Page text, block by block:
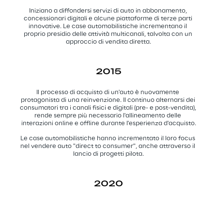
Iniziano a diffondersi servizi di auto in abbonamento,
concessionari digitali e alcune piattaforme di terze parti
innovative. Le case automobilistiche incrementano il
proprio presidio delle attività multicanali, talvolta con un
approccio di vendita diretta.
2015
Il processo di acquisto di un'auto è nuovamente
protagonista di una reinvenzione. Il continuo alternarsi dei
consumatori tra i canali fisici e digitali (pre- e post-vendita),
rende sempre più necessario l'allineamento delle
interazioni online e offline durante l'esperienza d'acquisto.
Le case automobilistiche hanno incrementato il loro focus
nel vendere auto "direct to consumer", anche attraverso il
lancio di progetti pilota.
2020